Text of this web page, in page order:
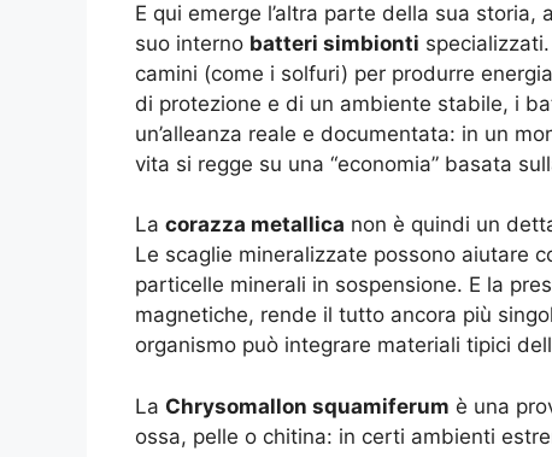
E qui emerge l’altra parte della sua
suo interno batteri simbionti
camini (come i solfuri) per produrre
di protezione e di un ambiente stabile, i
un’alleanza reale e documentata: in un
vita si regge su una “economia” basata
La corazza metallica non è quindi un
Le scaglie mineralizzate possono aiutare
particelle minerali in sospensione. E la
magnetiche, rende il tutto ancora più
organismo può integrare materiali tipici
La Chrysomallon squamiferum è una
ossa, pelle o chitina: in certi ambienti